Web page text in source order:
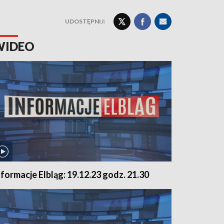
UDOSTĘPNIJ:
Elbląg: 19.12.23 godz. 21.30